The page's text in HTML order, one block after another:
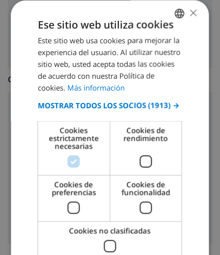
barbacoa
COCINA
placa de cocina con 4 hornillos
microondas
lavavajillas
SPANISH
DUTCH
FRENCH
GERMAN
CATALAN
ITALIAN
DANISH
×
Ese sitio web utiliza cookies
Este sitio web usa cookies para mejorar la
experiencia del usuario. Al utilizar nuestro
sitio web, usted acepta todas las cookies
de acuerdo con nuestra Política de
cookies. Más información
MOSTRAR TODOS LOS SOCIOS (1913) →
Cookies
estrictamente
necesarias
Cookies de
rendimiento
Cookies de
preferencias
Cookies de
funcionalidad
Cookies no clasificadas